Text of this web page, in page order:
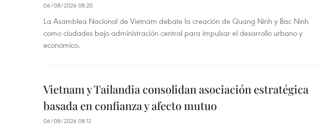
06/08/2026 08:20
La Asamblea Nacional de Vietnam debate la creación de Quang Ninh y Bac Ninh
como ciudades bajo administración central para impulsar el desarrollo urbano y
económico.
Vietnam y Tailandia consolidan asociación estratégica
basada en confianza y afecto mutuo
06/08/2026 08:12